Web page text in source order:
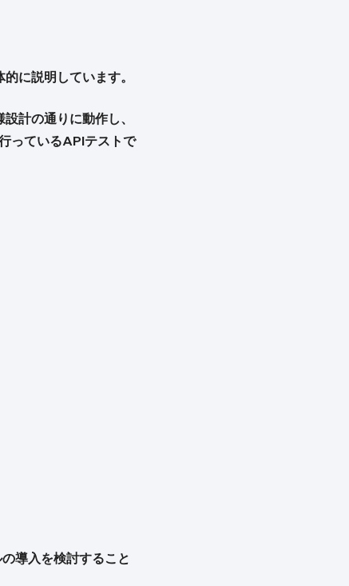
に説明しています。
計の通りに動作し、
っているAPIテストで
導入を検討すること